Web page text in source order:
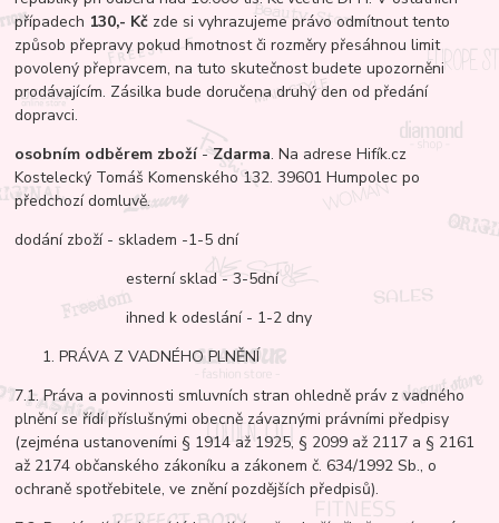
případech 130,- Kč zde si vyhrazujeme právo odmítnout tento
způsob přepravy pokud hmotnost či rozměry přesáhnou limit
povolený přepravcem, na tuto skutečnost budete upozorněni
prodávajícím. Zásilka bude doručena druhý den od předání
dopravci.
osobním odběrem zboží-Zdarma. Na adrese Hifík.cz
Kostelecký Tomáš Komenského 132. 39601 Humpolec po
předchozí domluvě.
dodání zboží - skladem -1-5 dní
esterní sklad - 3-5dní
ihned k odeslání - 1-2 dny
PRÁVA Z VADNÉHO PLNĚNÍ
7.1. Práva a povinnosti smluvních stran ohledně práv z vadného
plnění se řídí příslušnými obecně závaznými právními předpisy
(zejména ustanoveními § 1914 až 1925, § 2099 až 2117 a § 2161
až 2174 občanského zákoníku a zákonem č. 634/1992 Sb., o
ochraně spotřebitele, ve znění pozdějších předpisů).